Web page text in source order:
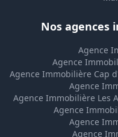
Nos agences
Agence
Agence
Agence Immobilière Cap
Agence
Agence Immobilière Les
Agence
Agence
Agence